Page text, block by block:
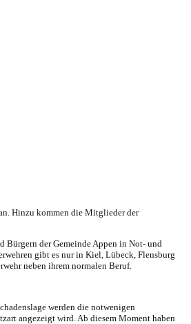
Hinzu kommen die Mitglieder der
Bürgern der Gemeinde Appen in Not- und
gibt es nur in Kiel, Lübeck, Flensburg
neben ihrem normalen Beruf.
werden die notwenigen
angezeigt wird. Ab diesem Moment haben